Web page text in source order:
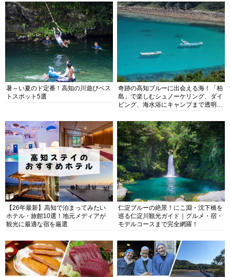
暑～い夏のド定番！高知の川遊びベス
トスポット5選
奇跡の高知ブルーに出会える海！「柏
島」で楽しむシュノーケリング、ダイ
ビング、海水浴にキャンプまで透明度
【26年最新】高知で泊まってみたい
ホテル・旅館10選！地元メディアが
観光に最適な宿を厳選
仁淀ブルーの絶景！にこ淵・沈下橋を
巡る仁淀川観光ガイド｜グルメ・宿・
モデルコースまで完全網羅！